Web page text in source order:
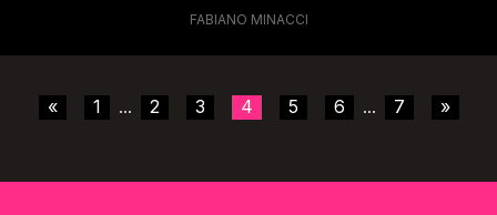
FABIANO MINACCI
« 1 ... 2 3 4 5 6 ... 7 »